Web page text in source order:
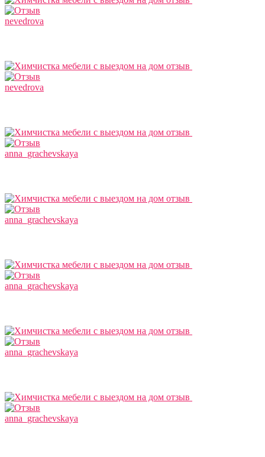
nevedrova
nevedrova
anna_grachevskaya
anna_grachevskaya
anna_grachevskaya
anna_grachevskaya
anna_grachevskaya